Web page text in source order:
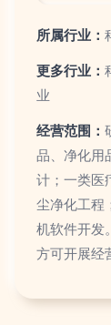
所属行业：
更多行业：
业
经营范围：
品、净化用
计；一类医
尘净化工程
机软件开发
方可开展经